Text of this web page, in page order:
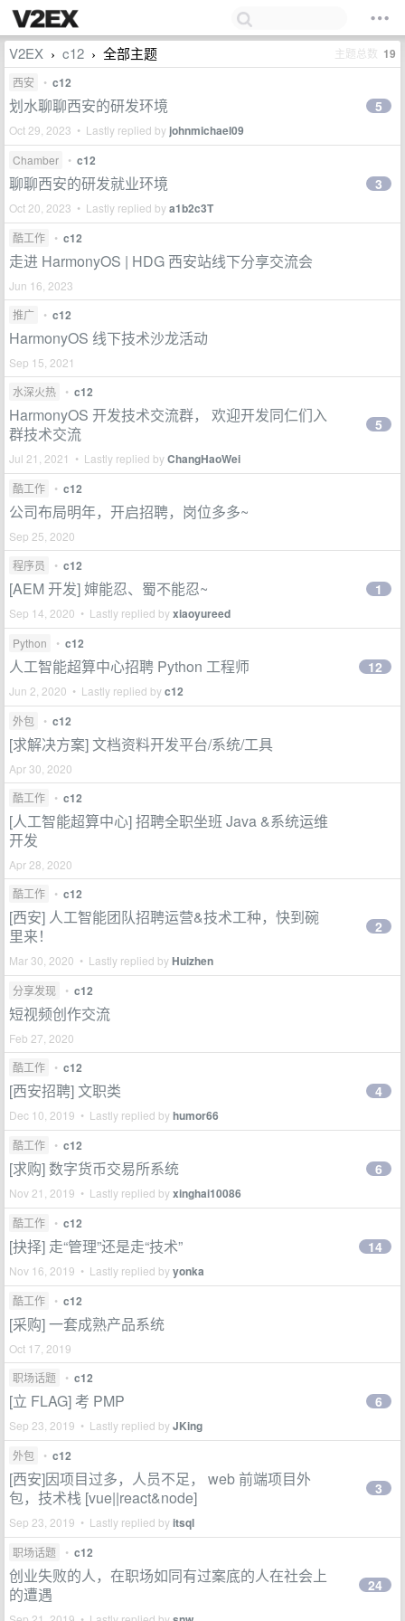
V2EX › c12 › 全部主题 主题总数 19
西安 • c12
划水聊聊西安的研发环境
Oct 29, 2023 • Lastly replied by johnmichael09
5
Chamber • c12
聊聊西安的研发就业环境
Oct 20, 2023 • Lastly replied bya1b2c3T
3
酷工作 • c12
走进 HarmonyOS | HDG 西安站线下分享交流会
Jun 16, 2023
推广
• c12
HarmonyOS 线下技术沙龙活动
Sep 15, 2021
水深火热
• c12
HarmonyOS 开发技术交流群， 欢迎开发同仁们入
群技术交流
Jul 21, 2021 • Lastly replied byChangHaoWei
5
酷工作 • c12
公司布局明年，开启招聘，岗位多多~
Sep 25, 2020
程序员
• c12
[AEM 开发] 婶能忍、蜀不能忍~
Sep 14, 2020 • Lastly replied byxiaoyureed
1
Python • c12
人工智能超算中心招聘 Python 工程师
Jun 2, 2020 • Lastly replied byc12
12
外包 • c12
[求解决方案] 文档资料开发平台/系统/工具
Apr 30, 2020
酷工作
• c12
[人工智能超算中心] 招聘全职坐班 Java &系统运维
开发
Apr 28, 2020
酷工作
• c12
[西安] 人工智能团队招聘运营&技术工种，快到碗
里来！
Mar 30, 2020 • Lastly replied byHuizhen
2
分享发现 • c12
短视频创作交流
Feb 27, 2020
酷工作
• c12
[西安招聘] 文职类
Dec 10, 2019 • Lastly replied byhumor66
4
酷工作 • c12
[求购] 数字货币交易所系统
Nov 21, 2019 • Lastly replied byxinghai10086
6
酷工作 • c12
[抉择] 走“管理”还是走“技术”
Nov 16, 2019 • Lastly replied byyonka
14
酷工作 • c12
[采购] 一套成熟产品系统
Oct 17, 2019
职场话题
• c12
[立 FLAG] 考 PMP
Sep 23, 2019 • Lastly replied byJKing
6
外包 • c12
[西安]因项目过多，人员不足， web 前端项目外
包，技术栈 [vue||react&node]
Sep 23, 2019 • Lastly replied byitsql
3
职场话题 • c12
创业失败的人，在职场如同有过案底的人在社会上
的遭遇
24